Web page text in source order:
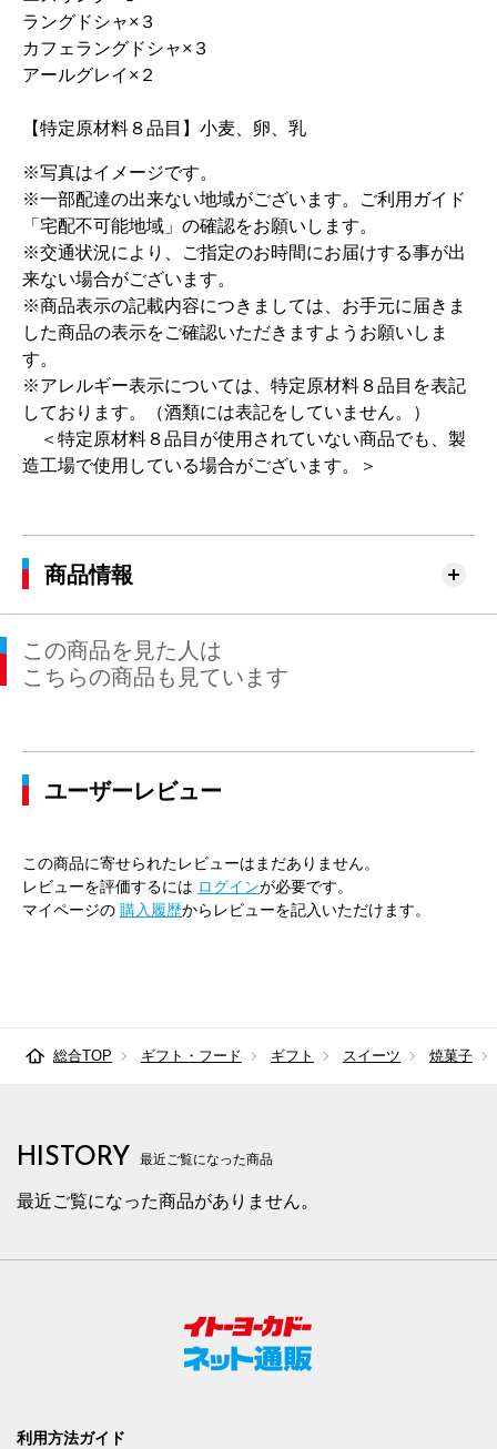
ラングドシャ×３
カフェラングドシャ×３
アールグレイ×２
【特定原材料８品目】小麦、卵、乳
※写真はイメージです。
※一部配達の出来ない地域がございます。ご利用ガイド
「宅配不可能地域」の確認をお願いします。
※交通状況により、ご指定のお時間にお届けする事が出
来ない場合がございます。
※商品表示の記載内容につきましては、お手元に届きま
した商品の表示をご確認いただきますようお願いしま
す。
※アレルギー表示については、特定原材料８品目を表記
しております。（酒類には表記をしていません。）
＜特定原材料８品目が使用されていない商品でも、製
造工場で使用している場合がございます。＞
商品情報
この商品を見た人は
こちらの商品も見ています
ユーザーレビュー
この商品に寄せられたレビューはまだありません。
レビューを評価するには ログインが必要です。
マイページの 購入履歴からレビューを記入いただけます。
総合TOP ギフト・フード ギフト スイーツ 焼菓子
HISTORY 最近ご覧になった商品
最近ご覧になった商品がありません。
利用方法ガイド